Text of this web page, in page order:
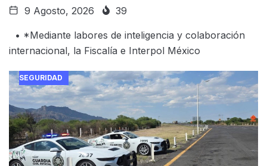
9 Agosto, 2026 39
• *Mediante labores de inteligencia y colaboración
internacional, la Fiscalía e Interpol México
SEGURIDAD